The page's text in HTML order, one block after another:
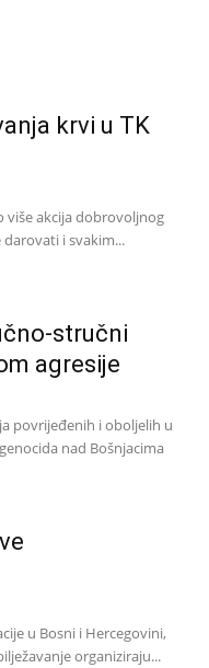
krvi u TK
više akcija dobrovoljnog
i svakim...
stručni
agresije
povrijeđenih i oboljelih u
nad Bošnjacima
u Bosni i Hercegovini,
organiziraju...